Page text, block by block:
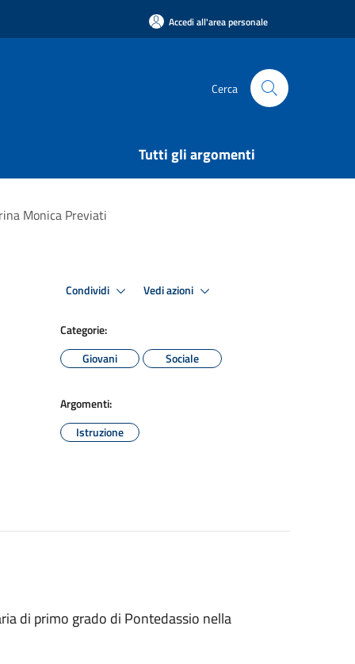
Accedi all'area personale
Cerca
Tutti gli argomenti
Monica Previati
Condividi Vedi azioni
Categorie:
Giovani
Sociale
Argomenti:
Istruzione
di primo grado di Pontedassio nella